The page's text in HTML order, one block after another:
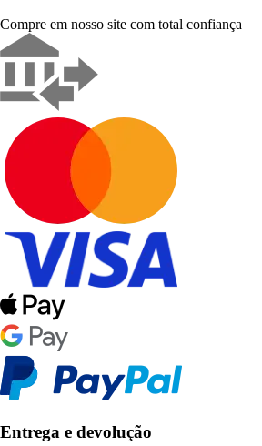
Compre em nosso site com total confiança
Entrega e devolução